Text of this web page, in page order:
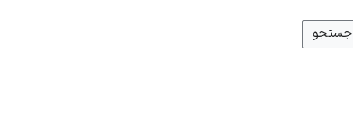
جستجو